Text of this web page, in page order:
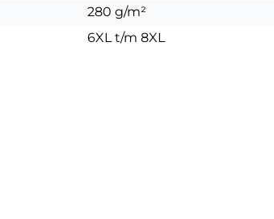
280 g/m²
6XL t/m 8XL